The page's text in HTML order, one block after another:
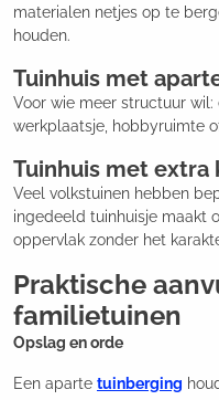
materialen netjes op te
houden.
Tuinhuis met
Voor wie meer structuur
werkplaatsje, hobbyruimte
Tuinhuis met extra
Veel volkstuinen hebben
ingedeeld tuinhuisje maakt
oppervlak zonder het
Praktische
familietuinen
Opslag en orde
Een aparte tuinberging